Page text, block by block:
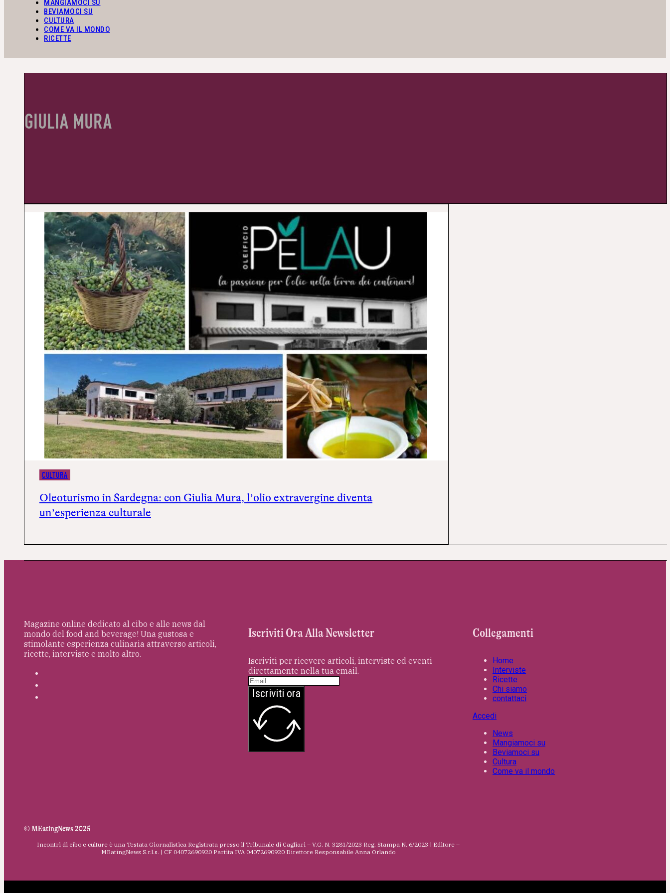
MANGIAMOCI SU
BEVIAMOCI SU
CULTURA
COME VA IL MONDO
RICETTE
GIULIA MURA
CULTURA
Oleoturismo in Sardegna: con Giulia Mura, l’olio extravergine diventa
un’esperienza culturale
Magazine online dedicato al cibo e alle news dal
mondo del food and beverage! Una gustosa e
stimolante esperienza culinaria attraverso articoli,
ricette, interviste e molto altro.
Iscriviti Ora Alla Newsletter
Iscriviti per ricevere articoli, interviste ed eventi
direttamente nella tua email.
Iscriviti ora
Collegamenti
Home
Interviste
Ricette
Chi siamo
contattaci
Accedi
News
Mangiamoci su
Beviamoci su
Cultura
Come va il mondo
© MEatingNews 2025
Incontri di cibo e culture è una Testata Giornalistica Registrata presso il Tribunale di Cagliari – V.G. N. 3281/2023 Reg. Stampa N. 6/2023 | Editore –
MEatingNews S.r.l.s. | CF 04072690920 Partita IVA 04072690920 Direttore Responsabile Anna Orlando